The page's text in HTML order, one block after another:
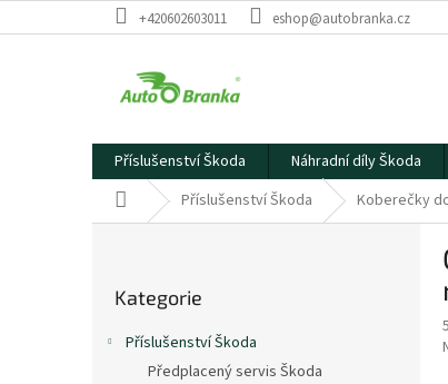
na
+420602603011 eshop@autobranka.cz
Příslušenství Škoda Náhradní díly Škoda
Domů Příslušenství Škoda Koberečky
kategorie
Kategorie
Příslušenství Škoda
Předplacený servis Škoda